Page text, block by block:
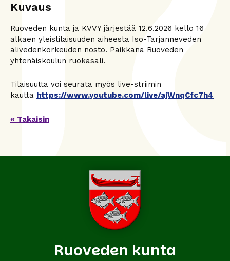
Kuvaus
Ruoveden kunta ja KVVY järjestää 12.6.2026 kello 16
alkaen yleistilaisuuden aiheesta Iso-Tarjanneveden
alivedenkorkeuden nosto. Paikkana Ruoveden
yhtenäiskoulun ruokasali.
Tilaisuutta voi seurata myös live-striimin
kautta https://www.youtube.com/live/ajWnqCfc7h4
« Takaisin
Ruoveden kunta